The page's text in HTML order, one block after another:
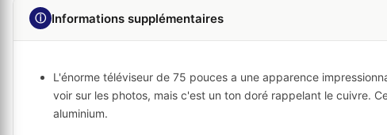
ⓘ Informations supplémentaires
L'énorme téléviseur de 75 pouces a une apparence
voir sur les photos, mais c'est un ton doré rappelant le cuivre.
aluminium.